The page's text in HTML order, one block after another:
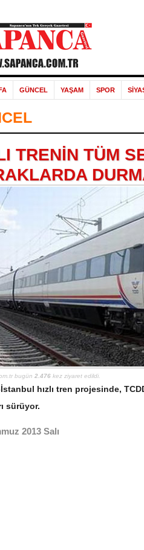
GÜNCEL YAŞAM SPOR
TRENİN TÜM
bugün 2.476kez ziyaret edildi.
hızlı tren projesinde,
sürüyor.
2013 Salı